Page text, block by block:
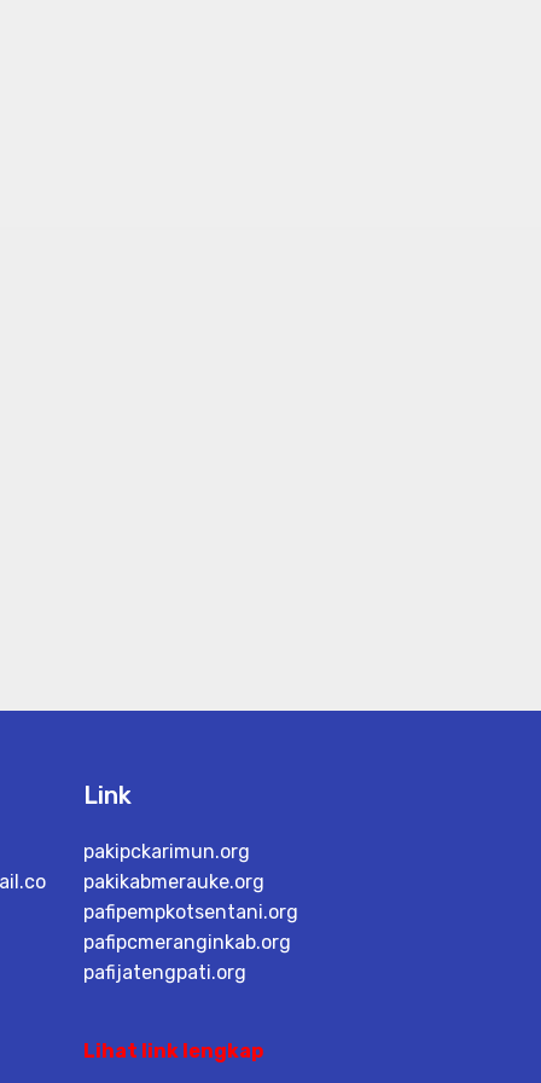
Link
pakipckarimun.org
pakikabmerauke.org
pafipempkotsentani.org
pafipcmeranginkab.org
pafijatengpati.org
Lihat link lengkap